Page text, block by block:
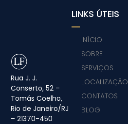
Rua J. J.
Conserto, 52 –
Tomás Coelho,
Rio de Janeiro/RJ
– 21370-450
LINKS ÚTEIS
INÍCIO
SOBRE
SERVIÇOS
LOCALIZAÇÃO
CONTATOS
BLOG